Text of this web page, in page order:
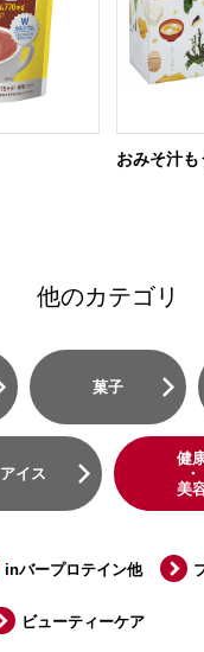
おみそ汁も
他のカテゴリ
菓子
アイス
健
・
美
inバープロテイン他
ビューティーケア